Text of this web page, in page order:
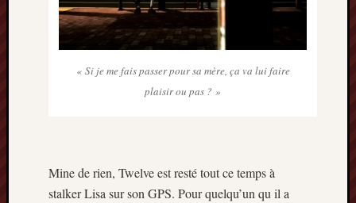
« Si je me fais passer pour sa mère, ça va lui faire
plaisir ou pas ? »
Mine de rien, Twelve est resté tout ce temps à
stalker Lisa sur son GPS. Pour quelqu’un qu il a